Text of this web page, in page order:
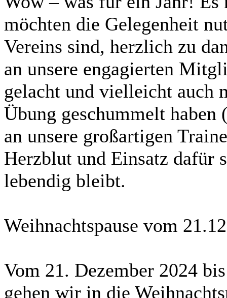
möchten die Gelegenheit
Vereins sind, herzlich zu
an unsere engagierten
gelacht und vielleicht auch
Übung geschummelt
an unsere großartigen
Herzblut und Einsatz dafür
lebendig bleibt.
Weihnachtspause vom
Vom 21. Dezember 2024
gehen wir in die